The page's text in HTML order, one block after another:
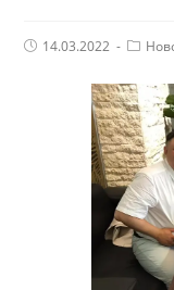
Запись
14.03.2022